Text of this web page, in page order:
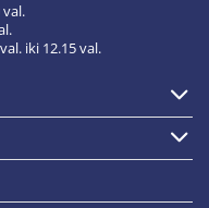
val.
iki 12.15 val.